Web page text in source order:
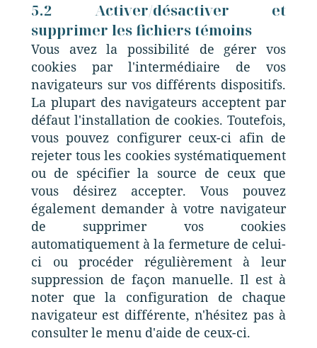
5.2 Activer/désactiver et
supprimer les fichiers témoins
Vous avez la possibilité de gérer vos
cookies par l'intermédiaire de vos
navigateurs sur vos différents dispositifs.
La plupart des navigateurs acceptent par
défaut l'installation de cookies. Toutefois,
vous pouvez configurer ceux-ci afin de
rejeter tous les cookies systématiquement
ou de spécifier la source de ceux que
vous désirez accepter. Vous pouvez
également demander à votre navigateur
de supprimer vos cookies
automatiquement à la fermeture de celui-
ci ou procéder régulièrement à leur
suppression de façon manuelle. Il est à
noter que la configuration de chaque
navigateur est différente, n'hésitez pas à
consulter le menu d'aide de ceux-ci.